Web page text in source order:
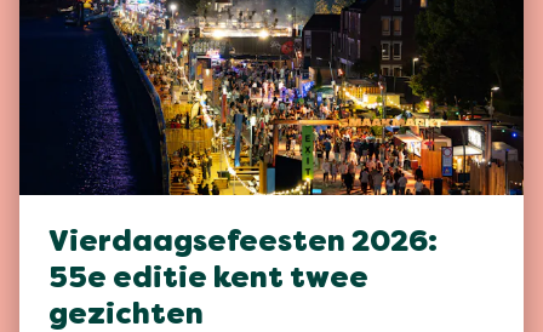
Vierdaagsefeesten 2026:
55e editie kent twee
gezichten